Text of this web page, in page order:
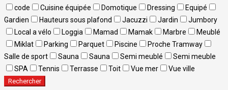
code
Cuisine équipée Domotique Dressing
Equipé
Gardien
Hauteurs sous plafond Jacuzzi Jardin
Jumbory
Local a vélo
Loggia Mamad Mamak Marbre
Meublé
Miklat
Parking Parquet Piscine
Proche Tramway
Salle de sport
Sauna Sauna Semi meublé
Semi meuble
SPA
Tennis Terrasse Toit Vue mer Vue ville
Rechercher